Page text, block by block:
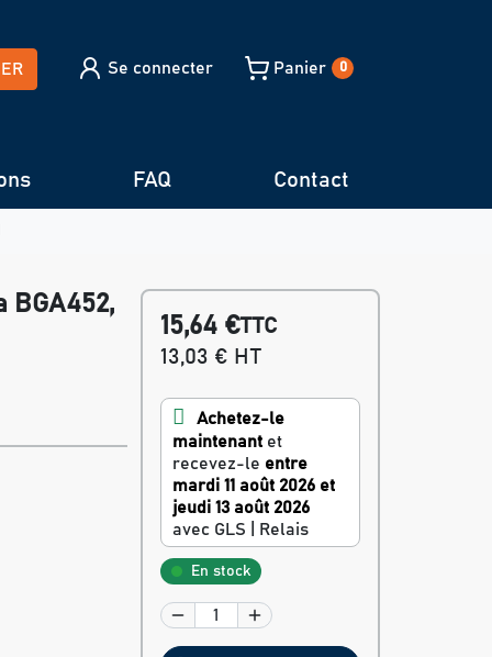
Se connecter Panier 0
FAQ Contact
BGA452,
15,64 €TTC
13,03 € HT
Achetez-le
maintenantet
recevez-le entre
mardi 11 août 2026 et
jeudi 13 août 2026
avec GLS | Relais
En stock